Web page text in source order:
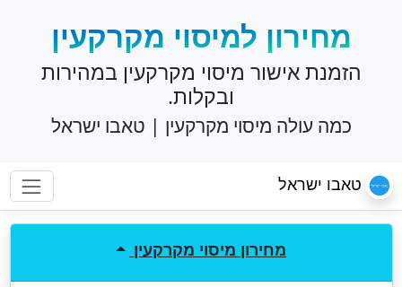
מחירון למיסוי מקרקעין
הזמנת אישור מיסוי מקרקעין במהירות
ובקלות.
כמה עולה מיסוי מקרקעין | טאבו ישראל
טאבו ישראל
מחירון מיסוי מקרקעין